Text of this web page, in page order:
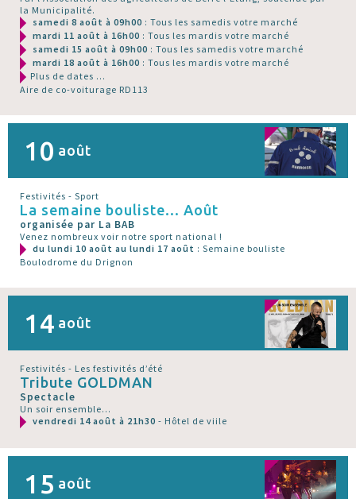
la Municipalité.
samedi 8 août à 09h00 : Tous les samedis votre marché
mardi 11 août à 16h00 : Tous les mardis votre marché
samedi 15 août à 09h00 : Tous les samedis votre marché
mardi 18 août à 16h00 : Tous les mardis votre marché
Plus de dates ...
Aire de co-voiturage RD113
10 août
Festivités - Sport
La semaine bouliste... Août
organisée par La BAB
Venez nombreux voir notre sport national !
du lundi 10 août au lundi 17 août : Semaine bouliste
Boulodrome du Drignon
14 août
Festivités - Les festivités d’été
Tribute GOLDMAN
Spectacle
Un soir ensemble...
vendredi 14 août à 21h30 - Hôtel de viile
15 août